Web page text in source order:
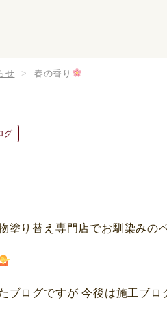
せ 春の香り
グ
塗り替え専門店でお馴染みの
ブログですが 今後は施工ブ